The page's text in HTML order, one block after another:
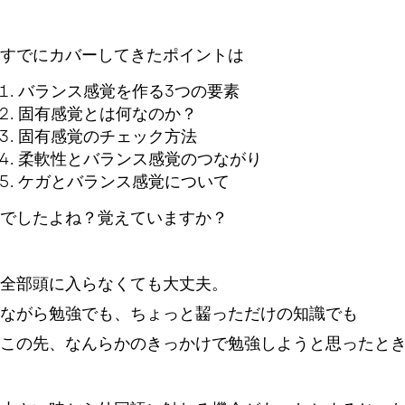
すでにカバーしてきたポイントは
バランス感覚を作る3つの要素
固有感覚とは何なのか？
固有感覚のチェック方法
柔軟性とバランス感覚のつながり
ケガとバランス感覚について
でしたよね？覚えていますか？
全部頭に入らなくても大丈夫。
ながら勉強でも、ちょっと齧っただけの知識でも
この先、なんらかのきっかけで勉強しようと思ったと